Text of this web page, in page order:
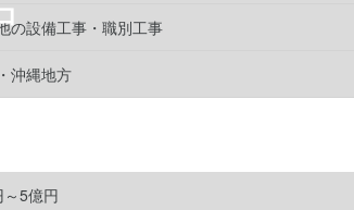
の設備工事・職別工事
沖縄地方
5億円